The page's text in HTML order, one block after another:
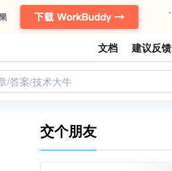
文档 建议反馈
/答案/技术大牛
交个朋友